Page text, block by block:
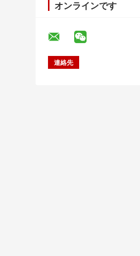
オンラインです